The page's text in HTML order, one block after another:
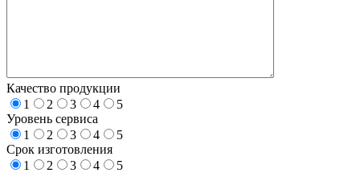
Качество продукции
1
2 3 4
5
Уровень сервиса
1
2 3 4
5
Срок изготовления
1
2 3 4
5